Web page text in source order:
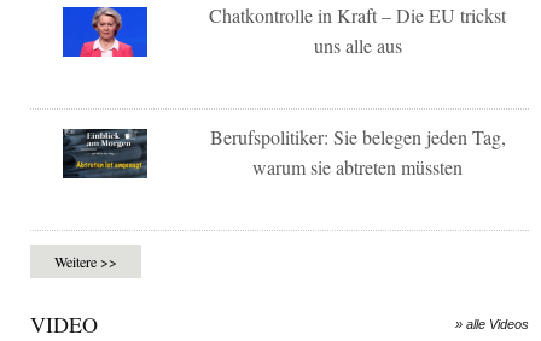
Chatkontrolle in Kraft – Die EU trickst
uns alle aus
Berufspolitiker: Sie belegen jeden Tag,
warum sie abtreten müssten
Weitere >>
VIDEO » alle Videos